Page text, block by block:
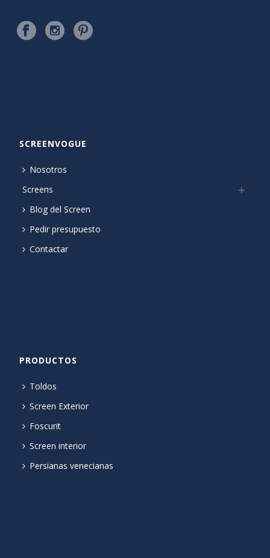
SCREENVOGUE
Nosotros
Screens
Blog del Screen
Pedir presupuesto
Contactar
PRODUCTOS
Toldos
Screen Exterior
Foscurit
Screen interior
Persianas venecianas